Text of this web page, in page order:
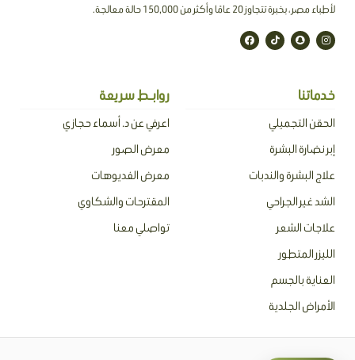
لأطباء مصر ، بخبرة تتجاوز 20 عامًا وأكثر من 150,000 حالة معالجة.
I
n
s
a
S
n
a
a
t
T
i
k
F
a
c
خدماتنا
الحقن التجميلي
إبر نضارة البشرة
علاج البشرة والندبات
الشد غير الجراحي
علاجات الشعر
الليزر المتطور
العناية بالجسم
الأمراض الجلدية
روابـط سريعة
اعرفي عن د. أسماء حجازي
معرض الصور
معرض الفديوهات
المقترحات والشكاوي
تواصلي معنا